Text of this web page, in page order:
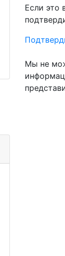
Если это
Мы не